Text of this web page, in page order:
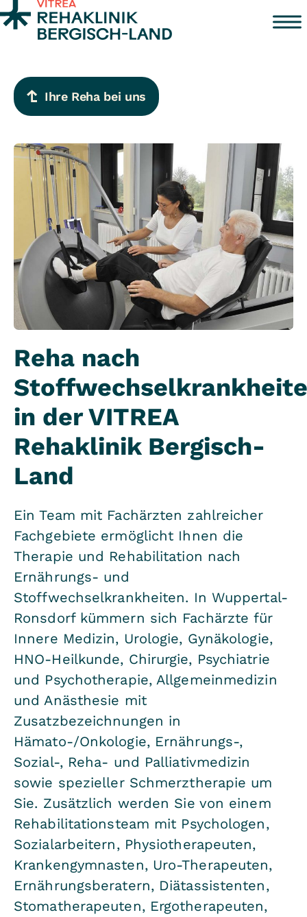
Zum Inhalt springen
Ihre Reha bei uns
Reha nach
in der VITREA
Rehaklinik Bergisch-
Land
Ein Team mit Fachärzten zahlreicher
Fachgebiete ermöglicht Ihnen die
Therapie und Rehabilitation nach
Ernährungs- und
Stoffwechselkrankheiten. In Wuppertal-
Ronsdorf kümmern sich Fachärzte für
Innere Medizin, Urologie, Gynäkologie,
HNO-Heilkunde, Chirurgie, Psychiatrie
und Psychotherapie, Allgemeinmedizin
und Anästhesie mit
Zusatzbezeichnungen in
Hämato-/Onkologie, Ernährungs-,
Sozial-, Reha- und Palliativmedizin
sowie spezieller Schmerztherapie um
Sie. Zusätzlich werden Sie von einem
Rehabilitationsteam mit Psychologen,
Sozialarbeitern, Physiotherapeuten,
Krankengymnasten, Uro-Therapeuten,
Ernährungsberatern, Diätassistenten,
Stomatherapeuten, Ergotherapeuten,